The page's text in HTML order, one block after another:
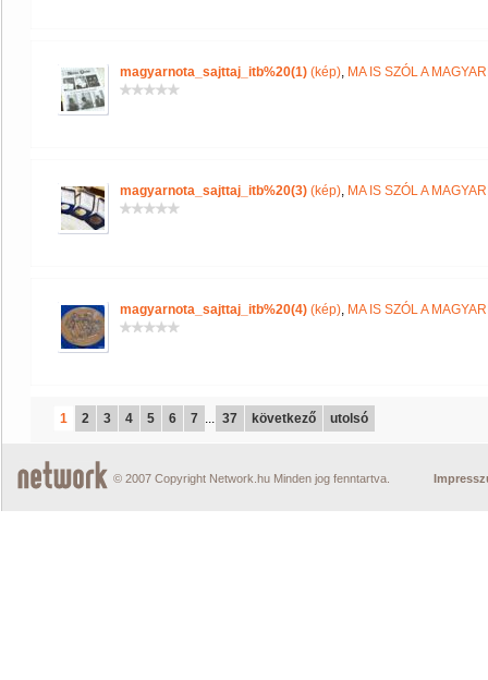
magyarnota_sajttaj_itb%20(1) (kép), MA IS SZÓL A
magyarnota_sajttaj_itb%20(3) (kép), MA IS SZÓL A
magyarnota_sajttaj_itb%20(4) (kép), MA IS SZÓL A
1 2 3 4 5 6 7 ... 37 következő utolsó
© 2007 Copyright Network.hu Minden jog fenntartva.